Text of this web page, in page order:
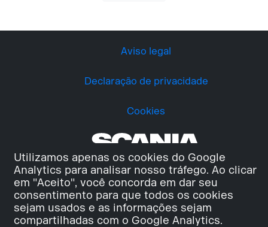
Utilizamos apenas os cookies do Google
Analytics para analisar nosso tráfego. Ao clicar
em "Aceito", você concorda em dar seu
consentimento para que todos os cookies
sejam usados e as informações sejam
compartilhadas com o Google Analytics.
Aviso legal
Declaração de privacidade
Cookies